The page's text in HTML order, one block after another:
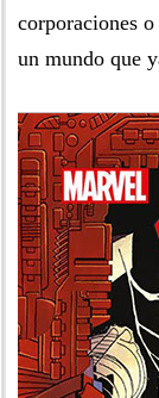
corporaciones
un mundo que